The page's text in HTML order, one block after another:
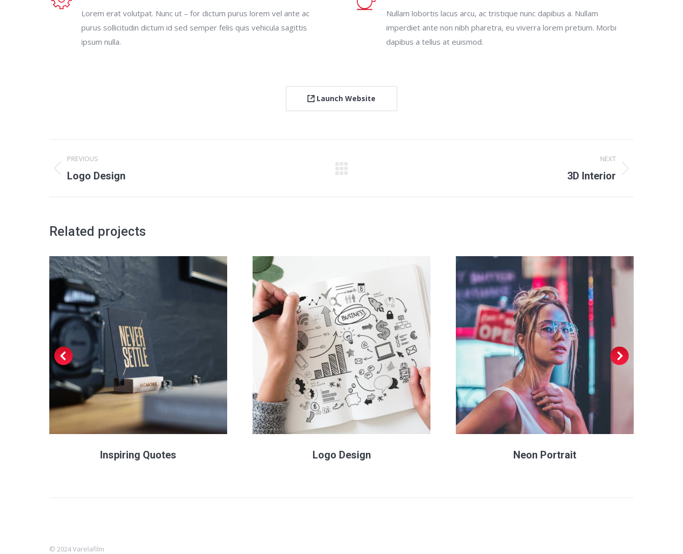
Lorem erat volutpat. Nunc ut – for dictum purus lorem vel ante ac
purus sollicitudin dictum id sed semper felis quis vehicula sagittis
ipsum nulla.
Nullam lobortis lacus arcu, ac tristique nunc dapibus a. Nullam
imperdiet ante non nibh pharetra, eu viverra lorem pretium. Morbi
dapibus a tellus at euismod.
Launch Website
navigation
PREVIOUS
Previous
Logo Design
NEXT
3D Interior
Related projects
Inspiring Quotes Logo Design Neon Portrait
© 2024 Varelafilm